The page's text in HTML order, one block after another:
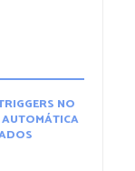
NO